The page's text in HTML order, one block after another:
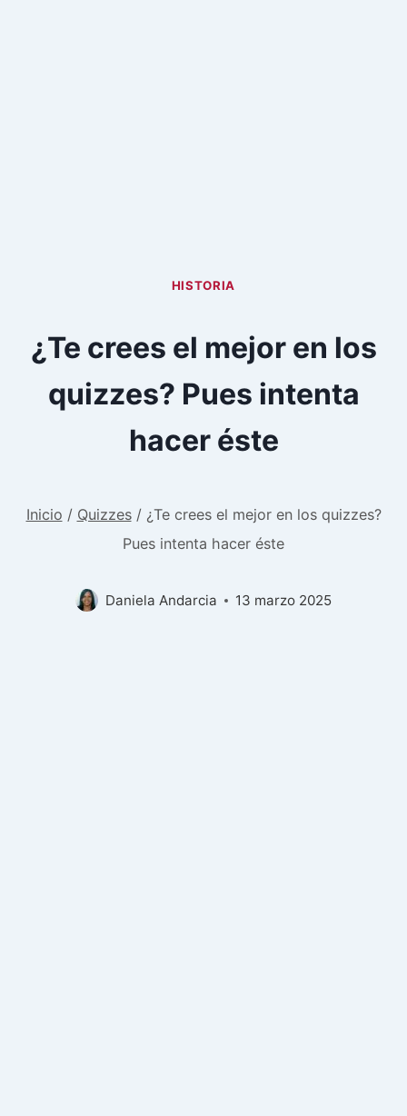
HISTORIA
¿Te crees el mejor en los
quizzes? Pues intenta
hacer éste
Inicio / Quizzes / ¿Te crees el mejor en los quizzes?
Pues intenta hacer éste
Daniela Andarcia 13 marzo 2025